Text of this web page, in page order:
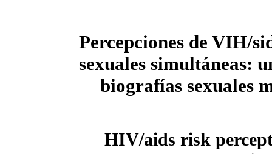
Percepciones de VIH/
sexuales simultáneas:
biografías sexuales
HIV/aids risk